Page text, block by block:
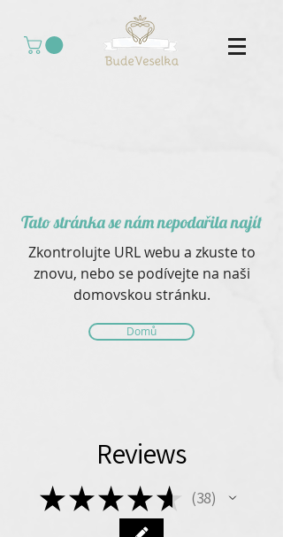
Tato stránka se nám nepodařila najít
Zkontrolujte URL webu a zkuste to
znovu, nebo se podívejte na naši
domovskou stránku.
Domů
Reviews
★★★★★ 38
38